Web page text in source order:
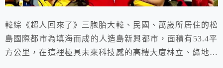
韓綜《超人回來了》三胞胎大韓、民國、萬歲所居住的松
島國際都市為填海而成的人造島新興都市，面積有53.4平
方公里，在這裡極具未來科技感的高樓大廈林立、綠地覆